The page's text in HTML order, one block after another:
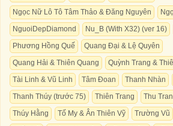
Ngọc Nữ Lô Tô Tâm Thảo & Đăng Nguyên
NguoiDepDiamond
Nu_B (With X32) (ver 16)
Phương Hồng Quế
Quang Đại & Lệ Quyên
Quang Hải & Thiên Quang
Quỳnh Trang &
Tài Linh & Vũ Linh
Tâm Đoan Thanh Nhàn
Thanh Thúy (trước 75)
Thiên Trang
Thu
Thúy Hằng
Tố My & Ân Thiên Vỹ Trường Vũ